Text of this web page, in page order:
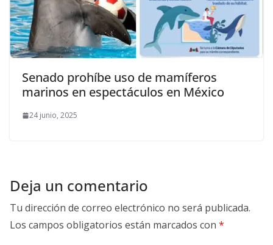
Senado prohíbe uso de mamíferos
marinos en espectáculos en México
24 junio, 2025
Deja un comentario
Tu dirección de correo electrónico no será publicada.
Los campos obligatorios están marcados con *